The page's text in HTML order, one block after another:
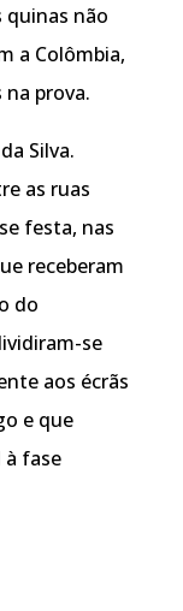
quinas não
a Colômbia,
na prova.
Silva.
as ruas
festa, nas
receberam
do
se
aos écrãs
e que
à fase